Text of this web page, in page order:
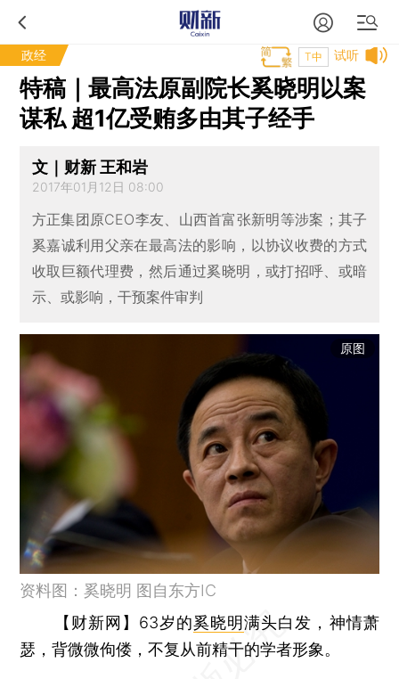
政经 试听
T中
特稿｜最高法原副院长奚晓明以案
谋私 超1亿受贿多由其子经手
文｜财新 王和岩
2017年01月12日 08:00
方正集团原CEO李友、山西首富张新明等涉案；其子
奚嘉诚利用父亲在最高法的影响，以协议收费的方式
收取巨额代理费，然后通过奚晓明，或打招呼、或暗
示、或影响，干预案件审判
原图
资料图：奚晓明 图自东方IC
【财新网】 63岁的奚晓明满头白发，神情萧
瑟，背微微佝偻，不复从前精干的学者形象。